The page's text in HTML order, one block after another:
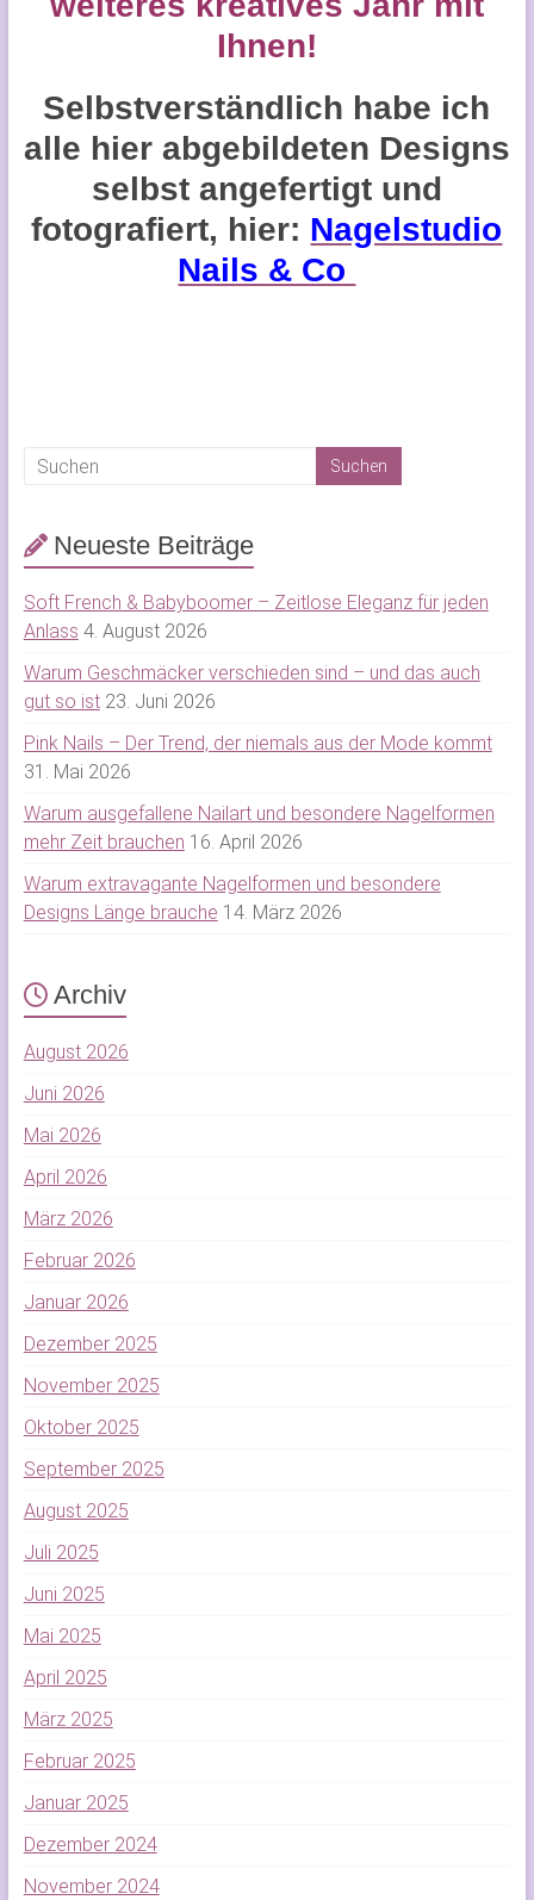
Ihnen!
Selbstverständlich habe ich
alle hier abgebildeten Designs
selbst angefertigt und
fotografiert, hier: Nagelstudio
Nails & Co
Neueste Beiträge
Soft French & Babyboomer – Zeitlose Eleganz für jeden
Anlass 4. August 2026
Warum Geschmäcker verschieden sind – und das auch
gut so ist 23. Juni 2026
Pink Nails – Der Trend, der niemals aus der Mode kommt
31. Mai 2026
Warum ausgefallene Nailart und besondere Nagelformen
mehr Zeit brauchen 16. April 2026
Warum extravagante Nagelformen und besondere
Designs Länge brauche 14. März 2026
Archiv
August 2026
Juni 2026
Mai 2026
April 2026
März 2026
Februar 2026
Januar 2026
Dezember 2025
November 2025
Oktober 2025
September 2025
August 2025
Juli 2025
Juni 2025
Mai 2025
April 2025
März 2025
Februar 2025
Januar 2025
Dezember 2024
November 2024